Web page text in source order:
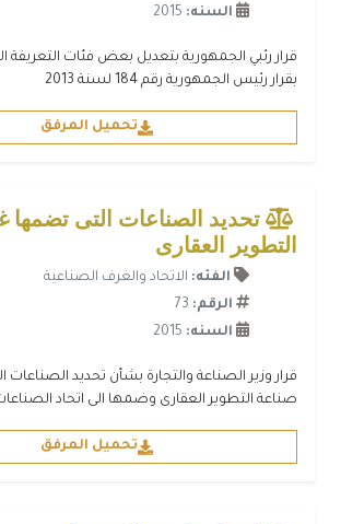
السنه:
قرار رئبي الجمهورية بتعديل بعض فئات التعريفة
بقرار رئيس الجمهورية رقم 184 لسنة 2013
تحميل المرفق
تحديد الصناعات التى تضمها
التطوير العقارى
الفئه: الاتحاد والغرف الصناعية
الرقم:
السنه:
قرار وزير الصناعة والتجارة بشأن تحديد
صناعة التطوير العقارى وضمها الى اتحاد
تحميل المرفق